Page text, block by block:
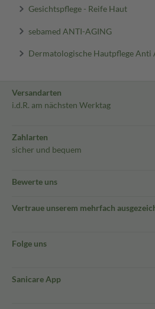
Gesichtspflege - Reife Haut
sebamed ANTI-AGING
Dermatologische Hautpflege Anti
Versandarten
i.d.R. am nächsten Werktag
Zahlarten
sicher und bequem
Bewerte uns
Vertraue unserem mehrfach
Folge uns
Sanicare App